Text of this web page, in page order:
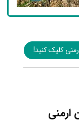
کلیک کنید!
ارمنی